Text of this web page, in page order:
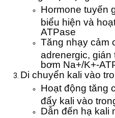
Hormone tuyến
biểu hiện và
ATPase
Tăng nhạy cảm
adrenergic, gián
bơm Na+/K+-
Di chuyển kali vào
Hoạt động tăng
đẩy kali vào
Dẫn đến hạ kali